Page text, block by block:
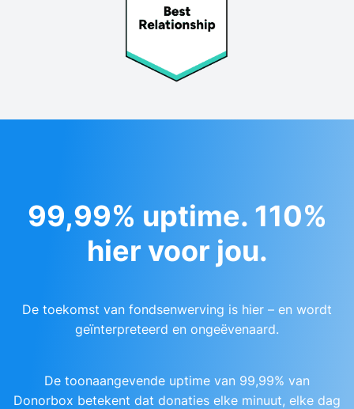
99,99% uptime. 110%
hier voor jou.
De toekomst van fondsenwerving is hier – en wordt
geïnterpreteerd en ongeëvenaard.
De toonaangevende uptime van 99,99% van
Donorbox betekent dat donaties elke minuut, elke dag